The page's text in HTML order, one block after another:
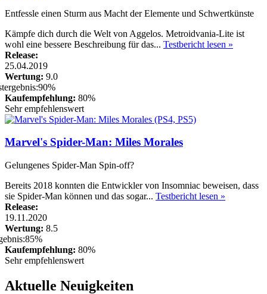
Entfessle einen Sturm aus Macht der Elemente und Schwertkünste
Kämpfe dich durch die Welt von Aggelos. Metroidvania-Lite ist
wohl eine bessere Beschreibung für das... Testbericht lesen »
Release:
25.04.2019
Wertung: 9.0
Kaufempfehlung: 80%
Sehr empfehlenswert
Marvel's Spider-Man: Miles Morales
Gelungenes Spider-Man Spin-off?
Bereits 2018 konnten die Entwickler von Insomniac beweisen, dass
sie Spider-Man können und das sogar... Testbericht lesen »
Release:
19.11.2020
Wertung: 8.5
Kaufempfehlung: 80%
Sehr empfehlenswert
Aktuelle Neuigkeiten